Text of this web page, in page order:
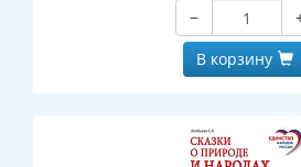
−
В корзину